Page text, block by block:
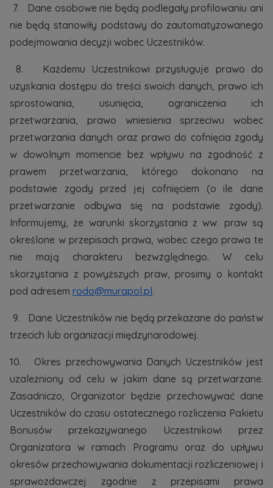
7. Dane osobowe nie będą podlegały profilowaniu ani
nie będą stanowiły podstawy do zautomatyzowanego
podejmowania decyzji wobec Uczestników.
8. Każdemu Uczestnikowi przysługuje prawo do
uzyskania dostępu do treści swoich danych, prawo ich
sprostowania, usunięcia, ograniczenia ich
przetwarzania, prawo wniesienia sprzeciwu wobec
przetwarzania danych oraz prawo do cofnięcia zgody
w dowolnym momencie bez wpływu na zgodność z
prawem przetwarzania, którego dokonano na
podstawie zgody przed jej cofnięciem (o ile dane
przetwarzanie odbywa się na podstawie zgody).
Informujemy, że warunki skorzystania z ww. praw są
określone w przepisach prawa, wobec czego prawa te
nie mają charakteru bezwzględnego. W celu
skorzystania z powyższych praw, prosimy o kontakt
pod adresem rodo@murapol.pl .
9. Dane Uczestników nie będą przekazane do państw
trzecich lub organizacji międzynarodowej.
10. Okres przechowywania Danych Uczestników jest
uzależniony od celu w jakim dane są przetwarzane.
Zasadniczo, Organizator będzie przechowywać dane
Uczestników do czasu ostatecznego rozliczenia Pakietu
Bonusów przekazywanego Uczestnikowi przez
Organizatora w ramach Programu oraz do upływu
okresów przechowywania dokumentacji rozliczeniowej i
sprawozdawczej zgodnie z przepisami prawa